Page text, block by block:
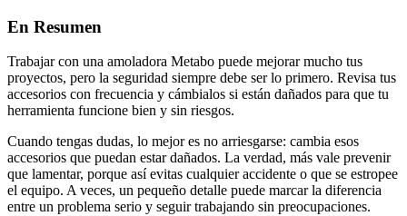
En Resumen
Trabajar con una amoladora Metabo puede mejorar mucho tus
proyectos, pero la seguridad siempre debe ser lo primero. Revisa tus
accesorios con frecuencia y cámbialos si están dañados para que tu
herramienta funcione bien y sin riesgos.
Cuando tengas dudas, lo mejor es no arriesgarse: cambia esos
accesorios que puedan estar dañados. La verdad, más vale prevenir
que lamentar, porque así evitas cualquier accidente o que se estropee
el equipo. A veces, un pequeño detalle puede marcar la diferencia
entre un problema serio y seguir trabajando sin preocupaciones.